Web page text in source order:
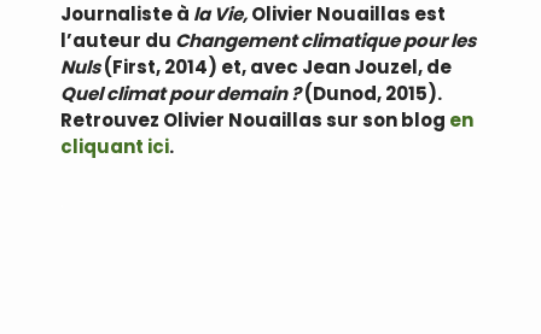
Journaliste à la Vie,Olivier Nouaillas est
l’auteur du Changement climatique pour les
Nuls(First, 2014) et, avec Jean Jouzel, de
Quel climat pour demain ?(Dunod, 2015).
Retrouvez Olivier Nouaillas sur son blog en
cliquant ici.